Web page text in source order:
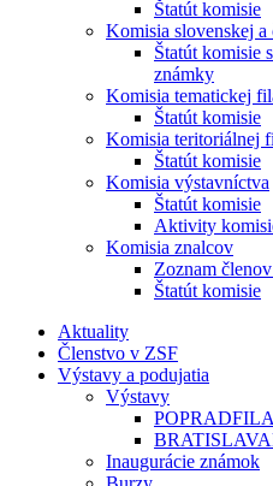
Štatút komisie
Komisia slovenskej a
Štatút komisie
známky
Komisia tematickej
Štatút komisie
Komisia teritoriálnej
Štatút komisie
Komisia výstavníctva
Štatút komisie
Aktivity
Komisia znalcov
Zoznam
Štatút komisie
Aktuality
Členstvo v ZSF
Výstavy a podujatia
Výstavy
Inaugurácie známok